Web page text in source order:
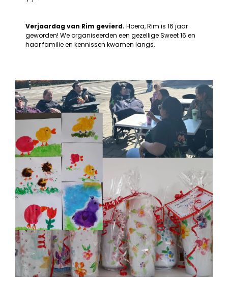
Verjaardag van Rim gevierd. Hoera, Rim is 16 jaar
geworden! We organiseerden een gezellige Sweet 16 en
haar familie en kennissen kwamen langs.